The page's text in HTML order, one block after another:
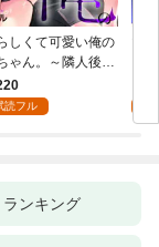
しくて可愛い俺の
ゃん。～隣人後輩
のイキすぎた執着
メ堕とされる～(1)
読フル
ま
～
ランキング